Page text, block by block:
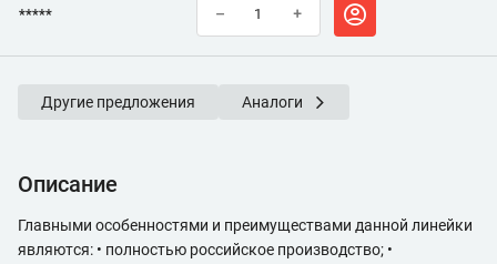
***** – +
Другие предложения Аналоги
Описание
Главными особенностями и преимуществами данной линейки
являются: • полностью российское производство; •